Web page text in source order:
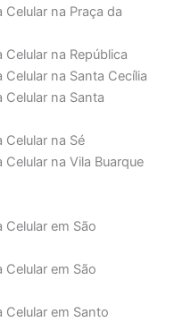
na Praça da
na República
na Santa Cecília
na Santa
Celular na Sé
na Vila Buarque
em São
em São
Celular em Santo